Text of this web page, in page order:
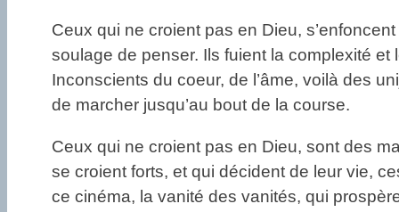
Ceux qui ne croient pas en Dieu,
soulage de penser. Ils fuient la complexité
Inconscients du coeur, de l’âme, voilà des
de marcher jusqu’au bout de la course.
Ceux qui ne croient pas en Dieu, sont des
se croient forts, et qui décident de leur vie,
ce cinéma, la vanité des vanités, qui